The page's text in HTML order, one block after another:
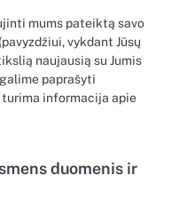
mums pateiktą savo
vykdant Jūsų
naujausią su Jumis
paprašyti
informacija apie
duomenis ir